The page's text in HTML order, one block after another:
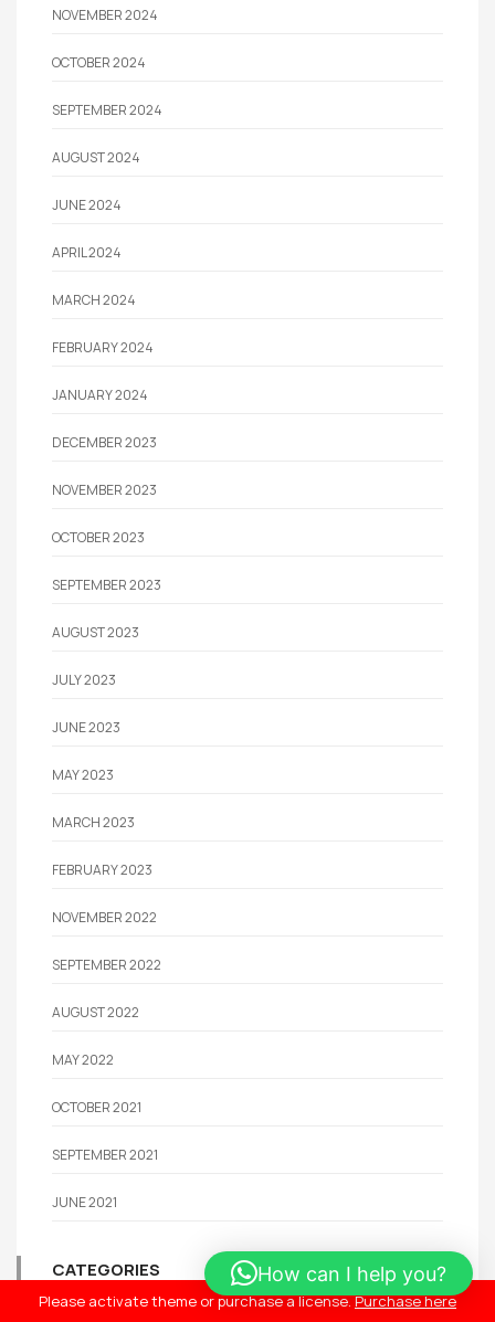
NOVEMBER 2024
OCTOBER 2024
SEPTEMBER 2024
AUGUST 2024
JUNE 2024
APRIL 2024
MARCH 2024
FEBRUARY 2024
JANUARY 2024
DECEMBER 2023
NOVEMBER 2023
OCTOBER 2023
SEPTEMBER 2023
AUGUST 2023
JULY 2023
JUNE 2023
MAY 2023
MARCH 2023
FEBRUARY 2023
NOVEMBER 2022
SEPTEMBER 2022
AUGUST 2022
MAY 2022
OCTOBER 2021
SEPTEMBER 2021
JUNE 2021
CATEGORIES
POST
Please activate theme or purchase a license.Purchase here
How can I help you?